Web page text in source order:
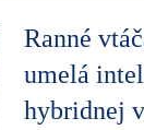
Ranné
umelá
hybridnej